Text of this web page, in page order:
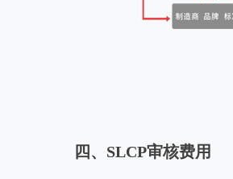
四、SLCP审核费用